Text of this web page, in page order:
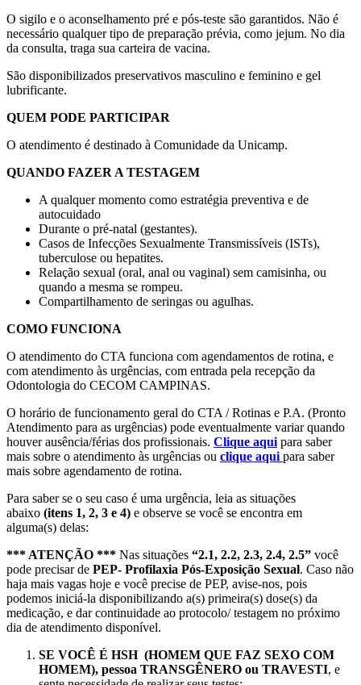
O sigilo e o aconselhamento pré e pós-teste são garantidos. Não é
necessário qualquer tipo de preparação prévia, como jejum. No dia
da consulta, traga sua carteira de vacina.
São disponibilizados preservativos masculino e feminino e gel
lubrificante.
QUEM PODE PARTICIPAR
O atendimento é destinado à Comunidade da Unicamp.
QUANDO FAZER A TESTAGEM
A qualquer momento como estratégia preventiva e de
autocuidado
Durante o pré-natal (gestantes).
Casos de Infecções Sexualmente Transmissíveis (ISTs),
tuberculose ou hepatites.
Relação sexual (oral, anal ou vaginal) sem camisinha, ou
quando a mesma se rompeu.
Compartilhamento de seringas ou agulhas.
COMO FUNCIONA
O atendimento do CTA funciona com agendamentos de rotina, e
com atendimento às urgências, com entrada pela recepção da
Odontologia do CECOM CAMPINAS.
O horário de funcionamento geral do CTA / Rotinas e P.A. (Pronto
Atendimento para as urgências) pode eventualmente variar quando
houver ausência/férias dos profissionais. Clique aqui para saber
mais sobre o atendimento às urgências ou clique aqui para saber
mais sobre agendamento de rotina.
Para saber se o seu caso é uma urgência, leia as situações
abaixo (itens 1, 2, 3 e 4) e observe se você se encontra em
alguma(s) delas:
*** ATENÇÃO *** Nas situações “2.1, 2.2, 2.3, 2.4, 2.5” você
pode precisar de PEP- Profilaxia Pós-Exposição Sexual. Caso não
haja mais vagas hoje e você precise de PEP, avise-nos, pois
podemos iniciá-la disponibilizando a(s) primeira(s) dose(s) da
medicação, e dar continuidade ao protocolo/ testagem no próximo
dia de atendimento disponível.
SE VOCÊ É HSH (HOMEM QUE FAZ SEXO COM
HOMEM), pessoa TRANSGÊNERO ou TRAVESTI, e